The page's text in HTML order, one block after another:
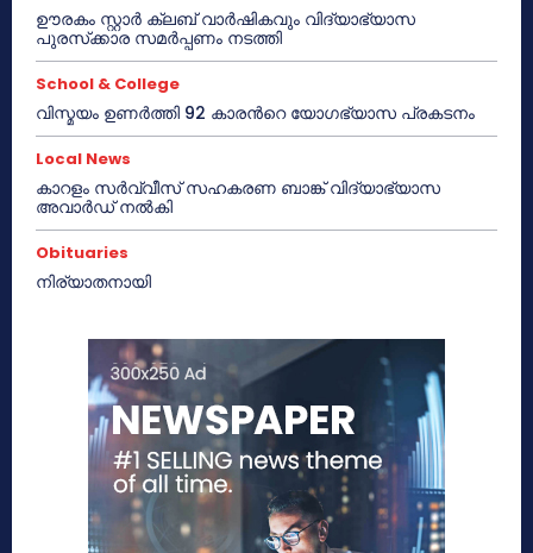
ഊരകം സ്റ്റാർ ക്ലബ് വാർഷികവും വിദ്യാഭ്യാസ
പുരസ്‌ക്കാര സമർപ്പണം നടത്തി
School & College
വിസ്മയം ഉണർത്തി 92 കാരൻറെ യോഗഭ്യാസ പ്രകടനം
Local News
കാറളം സർവ്വീസ് സഹകരണ ബാങ്ക് വിദ്യാഭ്യാസ
അവാർഡ് നൽകി
Obituaries
നിര്യാതനായി